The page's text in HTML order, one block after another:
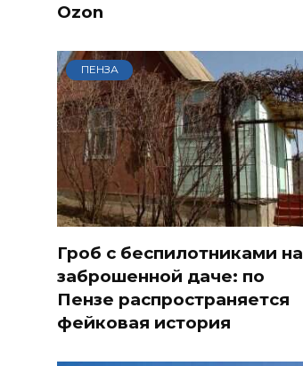
Ozon
ПЕНЗА
Гроб с беспилотниками на
заброшенной даче: по
Пензе распространяется
фейковая история